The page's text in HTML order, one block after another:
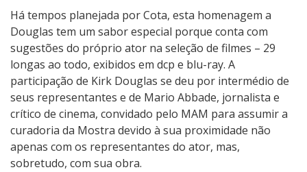
Há tempos planejada por Cota, esta homenagem a
Douglas tem um sabor especial porque conta com
sugestões do próprio ator na seleção de filmes – 29
longas ao todo, exibidos em dcp e blu-ray. A
participação de Kirk Douglas se deu por intermédio de
seus representantes e de Mario Abbade, jornalista e
crítico de cinema, convidado pelo MAM para assumir a
curadoria da Mostra devido à sua proximidade não
apenas com os representantes do ator, mas,
sobretudo, com sua obra.